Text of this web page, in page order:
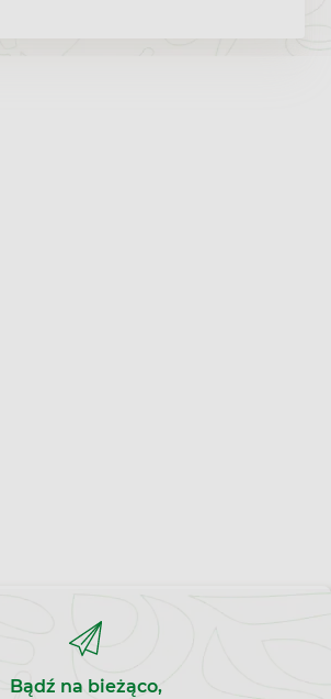
Bądź na bieżąco,